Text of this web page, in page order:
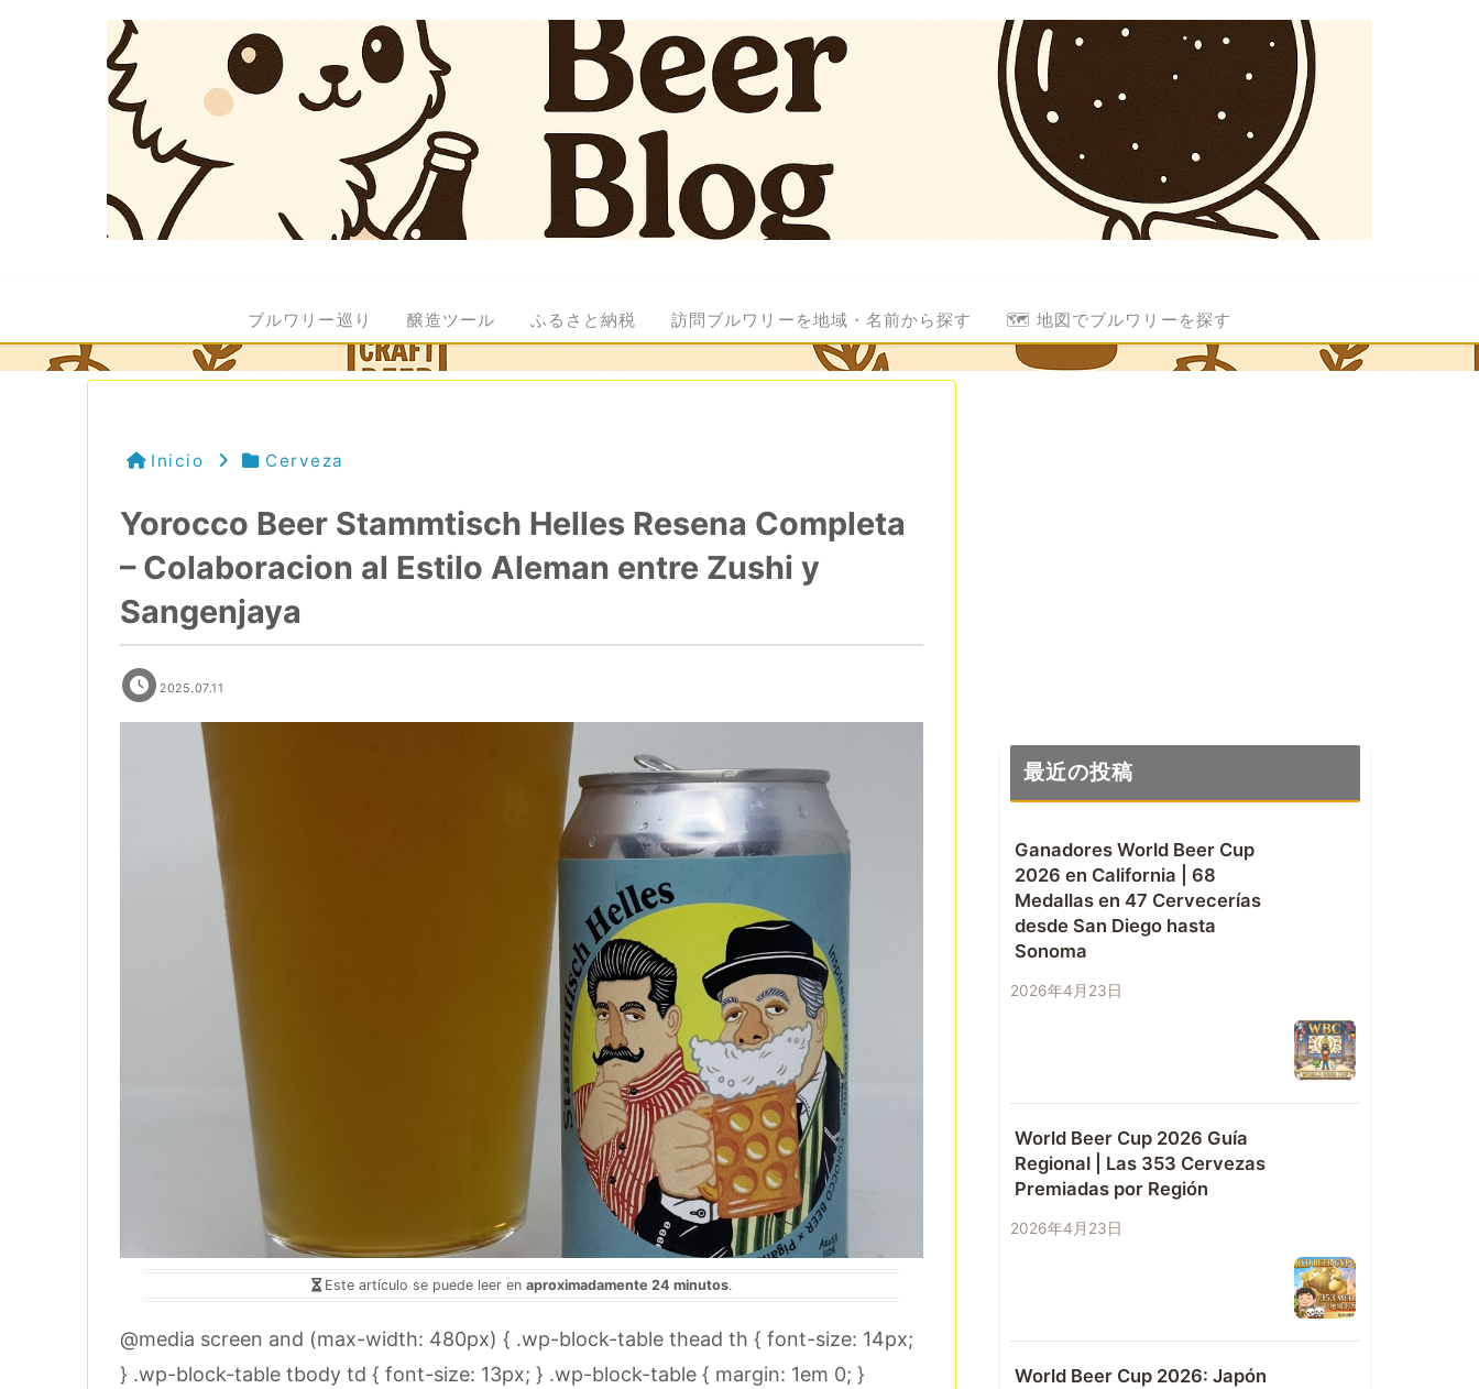
ブルワリー巡り 醸造ツール ふるさと納税 訪問ブルワリーを地域・名前から探す 🗺️ 地図でブルワリーを探す
Inicio Cerveza
Yorocco Beer Stammtisch Helles Resena Completa
– Colaboracion al Estilo Aleman entre Zushi y
Sangenjaya
2025.07.11
Este artículo se puede leer en aproximadamente 24 minutos.
@media screen and (max-width: 480px) { .wp-block-table thead th { font-size: 14px;
} .wp-block-table tbody td { font-size: 13px; } .wp-block-table { margin: 1em 0; }
最近の投稿
Ganadores World Beer Cup
2026 en California | 68
Medallas en 47 Cervecerías
desde San Diego hasta
Sonoma
2026年4月23日
World Beer Cup 2026 Guía
Regional | Las 353 Cervezas
Premiadas por Región
2026年4月23日
World Beer Cup 2026: Japón